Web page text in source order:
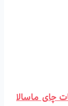
چای ماسالا